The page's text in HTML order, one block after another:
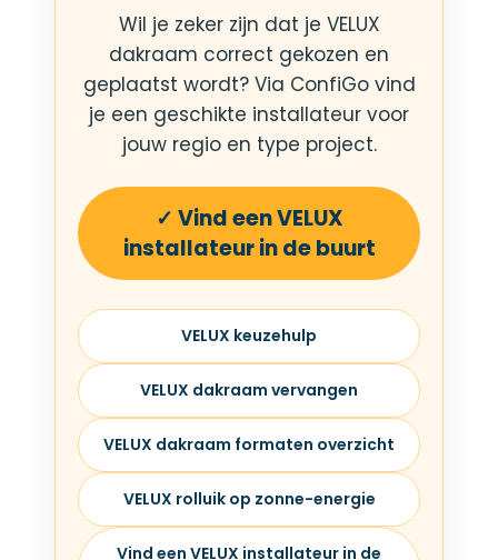
Wil je zeker zijn dat je VELUX
dakraam correct gekozen en
geplaatst wordt? Via ConfiGo vind
je een geschikte installateur voor
jouw regio en type project.
✓ Vind een VELUX
installateur in de buurt
VELUX keuzehulp
VELUX dakraam vervangen
VELUX dakraam formaten overzicht
VELUX rolluik op zonne-energie
Vind een VELUX installateur in de